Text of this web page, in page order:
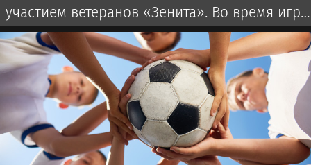
участием ветеранов «Зенита». Во время игры
использовалась пиротехника